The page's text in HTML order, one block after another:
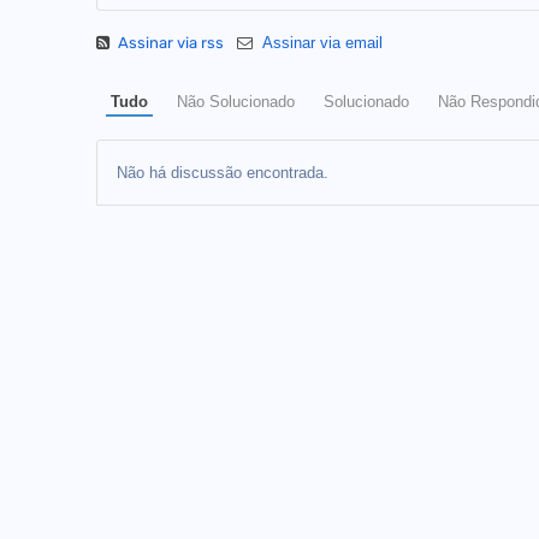
Assinar via rss Assinar via email
Tudo Não Solucionado Solucionado Não
Não há discussão encontrada.